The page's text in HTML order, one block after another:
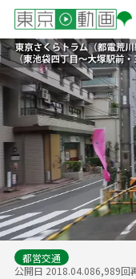
Play
都営交通
公開日 2018.04.086,989回